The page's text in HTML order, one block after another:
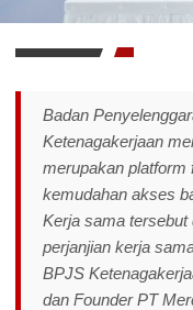
Badan
Ketenagakerjaan
merupakan platform
kemudahan akses
Kerja sama tersebut
perjanjian kerja
BPJS
dan Founder PT